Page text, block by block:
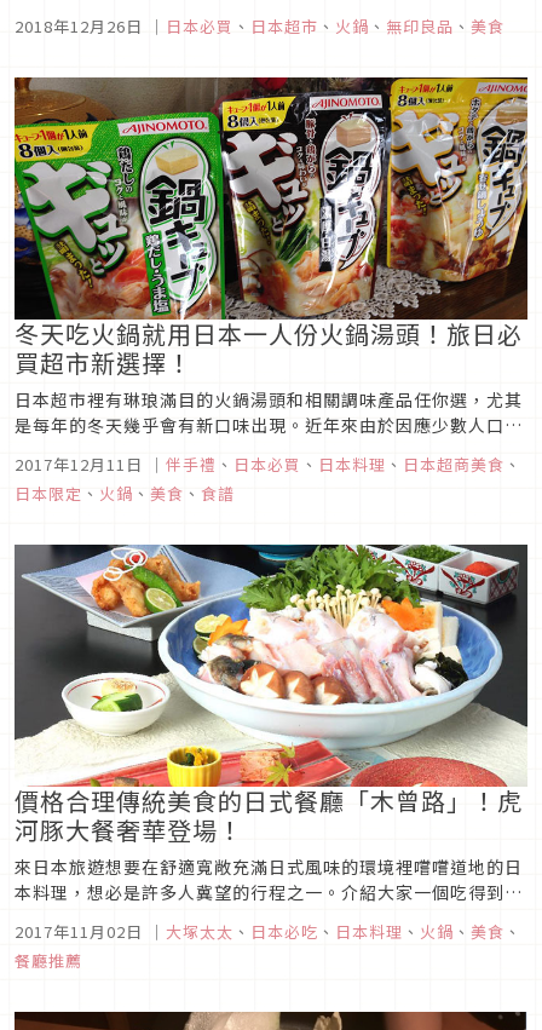
的濃縮湯底都相當受到日本人的喜愛，極力推薦大家嘗試看看不
別漏掉它囉！
2018年12月26日 ｜ 日本必買 、 日本超市 、 火鍋 、 無印良品 、 美食
冬天吃火鍋就用日本一人份火鍋湯頭！旅日必
買超市新選擇！
日本超市裡有琳琅滿目的火鍋湯頭和相關調味產品任你選，尤其
是每年的冬天幾乎會有新口味出現。近年來由於因應少數人口和
此外，一人份的包裝方式方便又衛生，不會有拆開後用不完的煩
惱，建議來日本逛超市時可以帶幾包回家。
2017年12月11日 ｜ 伴手禮 、 日本必買 、 日本料理 、 日本超商美食 、
日本限定 、 火鍋 、 美食 、 食譜
價格合理傳統美食的日式餐廳「木曾路」！虎
河豚大餐奢華登場！
來日本旅遊想要在舒適寬敞充滿日式風味的環境裡嚐嚐道地的日
本料理，想必是許多人冀望的行程之一。介紹大家一個吃得到價
夢幻的虎河豚（とらふぐ）料理隆重登場，有機會在來日本旅遊
的朋友們，可以來「木曾路」品嚐一下日本道地的各種定食套餐
2017年11月02日 ｜ 大塚太太 、 日本必吃 、 日本料理 、 火鍋 、 美食 、
餐廳推薦